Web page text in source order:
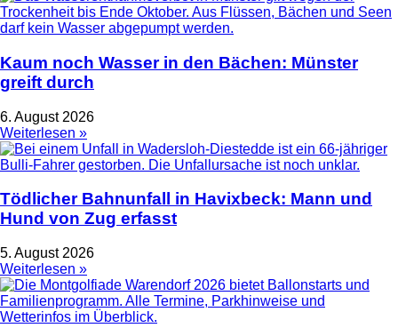
Kaum noch Wasser in den Bächen: Münster
greift durch
6. August 2026
Weiterlesen »
Tödlicher Bahnunfall in Havixbeck: Mann und
Hund von Zug erfasst
5. August 2026
Weiterlesen »